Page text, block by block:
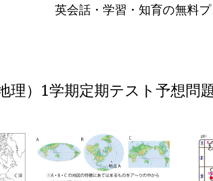
英会話・学習・知育の無料
理）1学期定期テスト予想問